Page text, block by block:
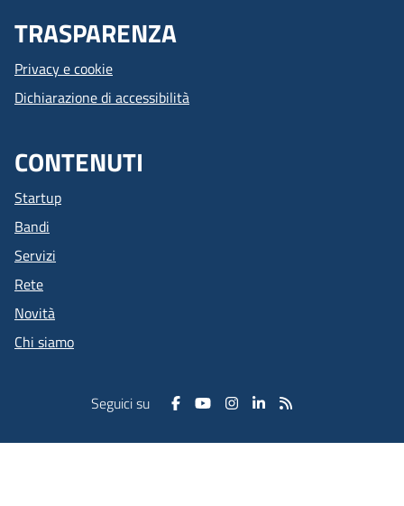
TRASPARENZA
Privacy e cookie
Dichiarazione di accessibilità
CONTENUTI
Startup
Bandi
Servizi
Rete
Novità
Chi siamo
Seguici su